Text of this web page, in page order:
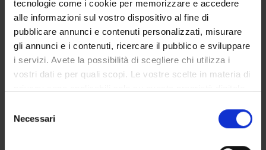
tecnologie come i cookie per memorizzare e accedere
alle informazioni sul vostro dispositivo al fine di
pubblicare annunci e contenuti personalizzati, misurare
gli annunci e i contenuti, ricercare il pubblico e sviluppare
i servizi. Avete la possibilità di scegliere chi utilizza i
vostri dati e per quali scopi. Le vostre scelte in materia di
modificare o revocare il proprio consenso in qualsiasi
momento dalla Dichiarazione sui cookie o facendo clic
delNecessari
PROJECT PARTICIPANTS
Simona Brunetti
Associate Professor
Leonardo Mancini
COLLABORATORI ESTERNI